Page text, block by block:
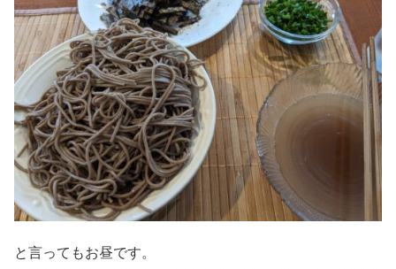
と言ってもお昼です。